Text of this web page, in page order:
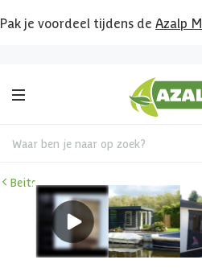
Pak je voordeel tijdens de Azalp
Waar ben je naar op zoek?
Beits